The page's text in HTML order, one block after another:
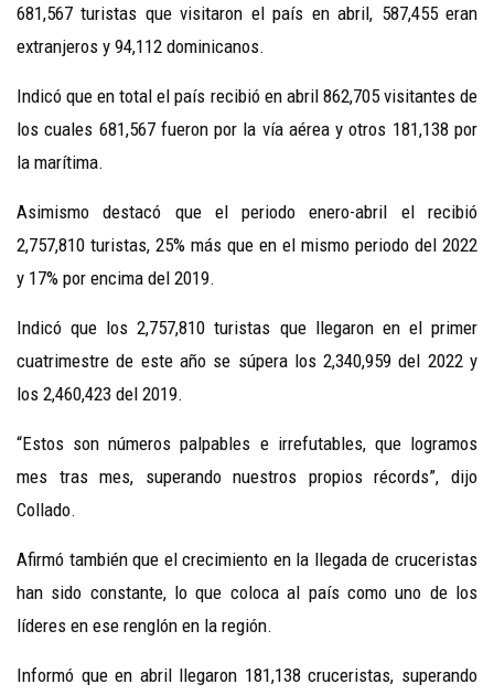
681,567 turistas que visitaron el país en abril, 587,455 eran
extranjeros y 94,112 dominicanos.
Indicó que en total el país recibió en abril 862,705 visitantes de
los cuales 681,567 fueron por la vía aérea y otros 181,138 por
la marítima.
Asimismo destacó que el periodo enero-abril el recibió
2,757,810 turistas, 25% más que en el mismo periodo del 2022
y 17% por encima del 2019.
Indicó que los 2,757,810 turistas que llegaron en el primer
cuatrimestre de este año se súpera los 2,340,959 del 2022 y
los 2,460,423 del 2019.
“Estos son números palpables e irrefutables, que logramos
mes tras mes, superando nuestros propios récords”, dijo
Collado.
Afirmó también que el crecimiento en la llegada de cruceristas
han sido constante, lo que coloca al país como uno de los
líderes en ese renglón en la región.
Informó que en abril llegaron 181,138 cruceristas, superando